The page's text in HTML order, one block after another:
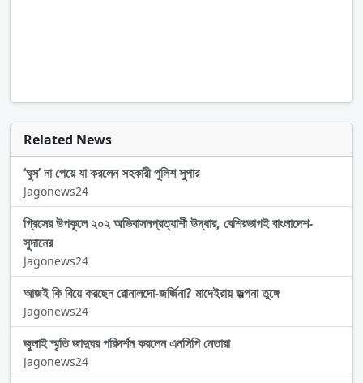
Related News
‘ঘুস’ না পেয়ে যা করলেন সহকারী পুলিশ সুপার
Jagonews24
গ্রিসের উপকূলে ২০২ অভিবাসনপ্রত্যাশী উদ্ধার, বেশিরভাগই বাংলাদেশ-
সুদানের
Jagonews24
আজই কি বিয়ে করছেন রোনালদো-জর্জিনা? মাদেইরায় জল্পনা তুঙ্গে
Jagonews24
জুলাই স্মৃতি জাদুঘর পরিদর্শন করলেন এনসিপি নেতারা
Jagonews24